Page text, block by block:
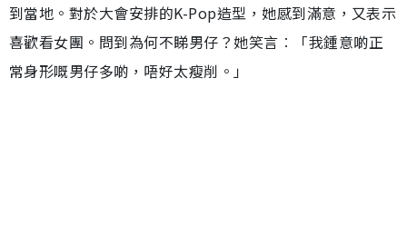
到當地。對於大會安排的K-Pop造型，她感到滿意，又表示
喜歡看女團。問到為何不睇男仔？她笑言︰「我鍾意啲正
常身形嘅男仔多啲，唔好太瘦削。」